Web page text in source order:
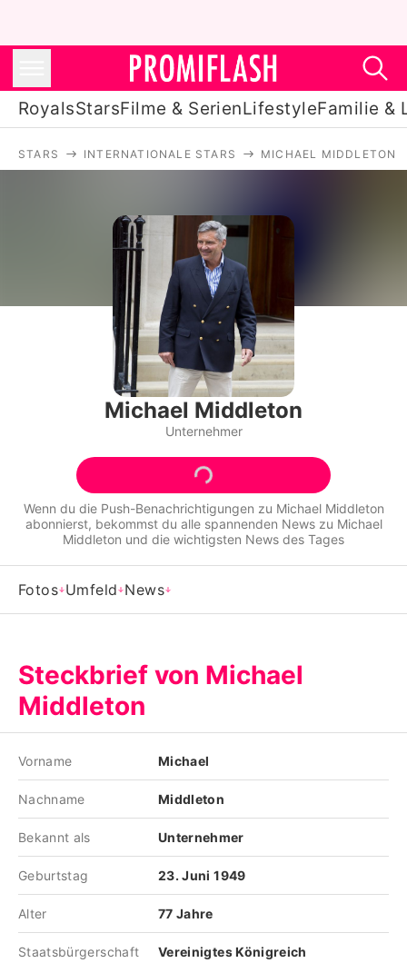
RoyalsStarsFilme & SerienLifestyleFamilie &
Filme & Serien
Lifestyle
Familie & Liebe
Promiflash Exklusiv
Alle Themen auf Promiflash
Jobs
App runterladen
Team
Impressum
Nutzungsbedingungen
Utiq verwalten
STARS INTERNATIONALE STARS MICHAEL MIDDLETON
Michael Middleton
Unternehmer
Wenn du die Push-Benachrichtigungen zu Michael Middleton
abonnierst, bekommst du alle spannenden News zu Michael
Middleton und die wichtigsten News des Tages
Fotos Umfeld News
Steckbrief von Michael
Middleton
Vorname Michael
Nachname Middleton
Bekannt als Unternehmer
Geburtstag 23. Juni 1949
Alter 77 Jahre
Staatsbürgerschaft Vereinigtes Königreich